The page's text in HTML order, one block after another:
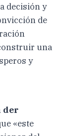
decisión y
de
una
y
der
«este